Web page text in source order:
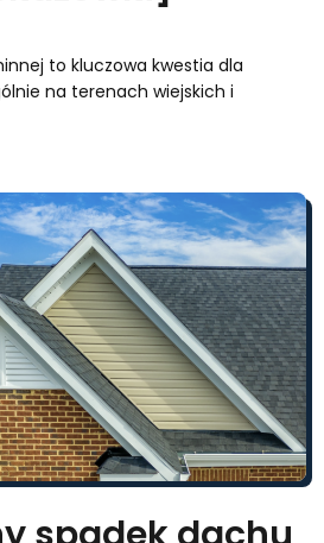
to kluczowa kwestia dla
na terenach wiejskich i